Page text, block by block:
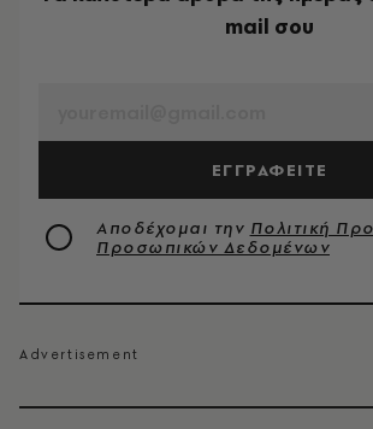
mail σου
ΕΓΓΡΑΦΕΙΤΕ
Αποδέχομαι την Πολιτική
Προσωπικών Δεδομένων